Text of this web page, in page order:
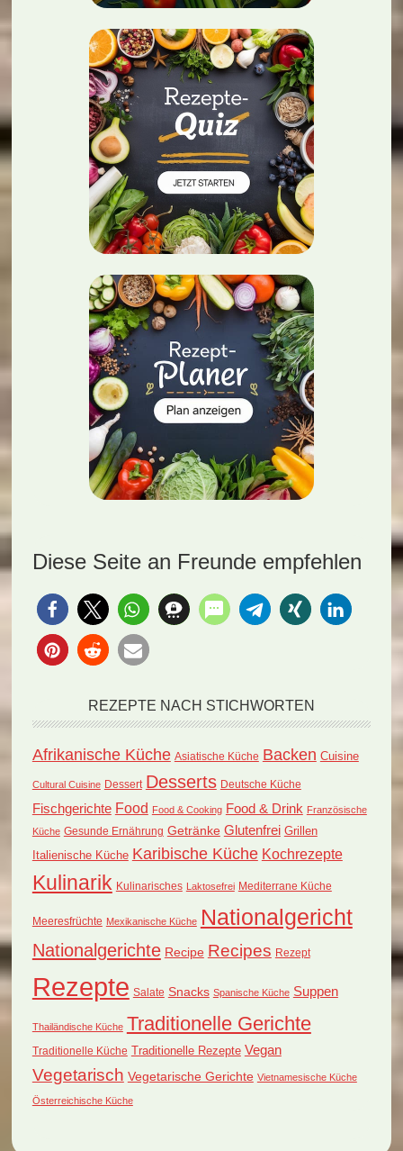
Diese Seite an Freunde empfehlen
REZEPTE NACH STICHWORTEN
Afrikanische Küche Asiatische Küche Backen Cuisine
Cultural Cuisine Dessert Desserts Deutsche Küche
Fischgerichte Food Food & Cooking Food & Drink Französische
Küche Gesunde Ernährung Getränke Glutenfrei Grillen
Italienische Küche Karibische Küche Kochrezepte
Kulinarik Kulinarisches Laktosefrei Mediterrane Küche
Meeresfrüchte Mexikanische Küche Nationalgericht
Nationalgerichte Recipe Recipes Rezept
Rezepte Salate Snacks Spanische Küche Suppen
Thailändische Küche Traditionelle Gerichte
Traditionelle Küche Traditionelle Rezepte Vegan
Vegetarisch Vegetarische Gerichte Vietnamesische Küche
Österreichische Küche